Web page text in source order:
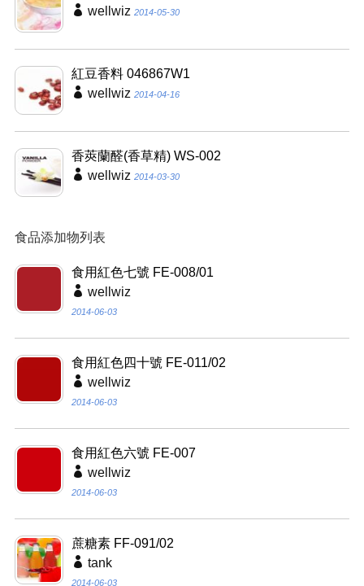
wellwiz 2014-05-30
紅豆香料 046867W1
wellwiz 2014-04-16
香莢蘭醛(香草精) WS-002
wellwiz 2014-03-30
食品添加物列表
食用紅色七號 FE-008/01
wellwiz
2014-06-03
食用紅色四十號 FE-011/02
wellwiz
2014-06-03
食用紅色六號 FE-007
wellwiz
2014-06-03
蔗糖素 FF-091/02
tank
2014-06-03